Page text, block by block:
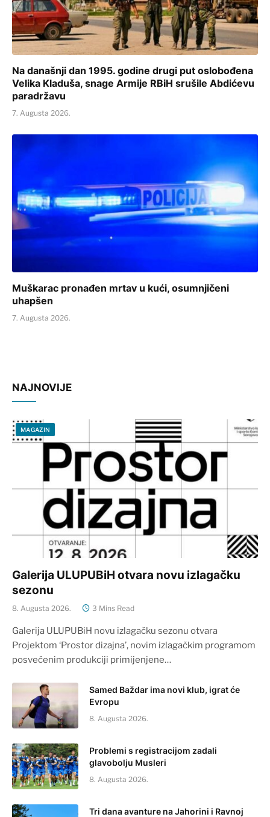
Na današnji dan 1995. godine drugi put oslobođena
Velika Kladuša, snage Armije RBiH srušile Abdićevu
paradržavu
7. Augusta 2026.
Muškarac pronađen mrtav u kući, osumnjičeni
uhapšen
7. Augusta 2026.
NAJNOVIJE
MAGAZIN
Galerija ULUPUBiH otvara novu izlagačku
sezonu
8. Augusta 2026. 3 Mins Read
Galerija ULUPUBiH novu izlagačku sezonu otvara
Projektom ‘Prostor dizajna’, novim izlagačkim programom
posvećenim produkciji primijenjene…
Samed Baždar ima novi klub, igrat će
Evropu
8. Augusta 2026.
Problemi s registracijom zadali
glavobolju Musleri
8. Augusta 2026.
Tri dana avanture na Jahorini i Ravnoj